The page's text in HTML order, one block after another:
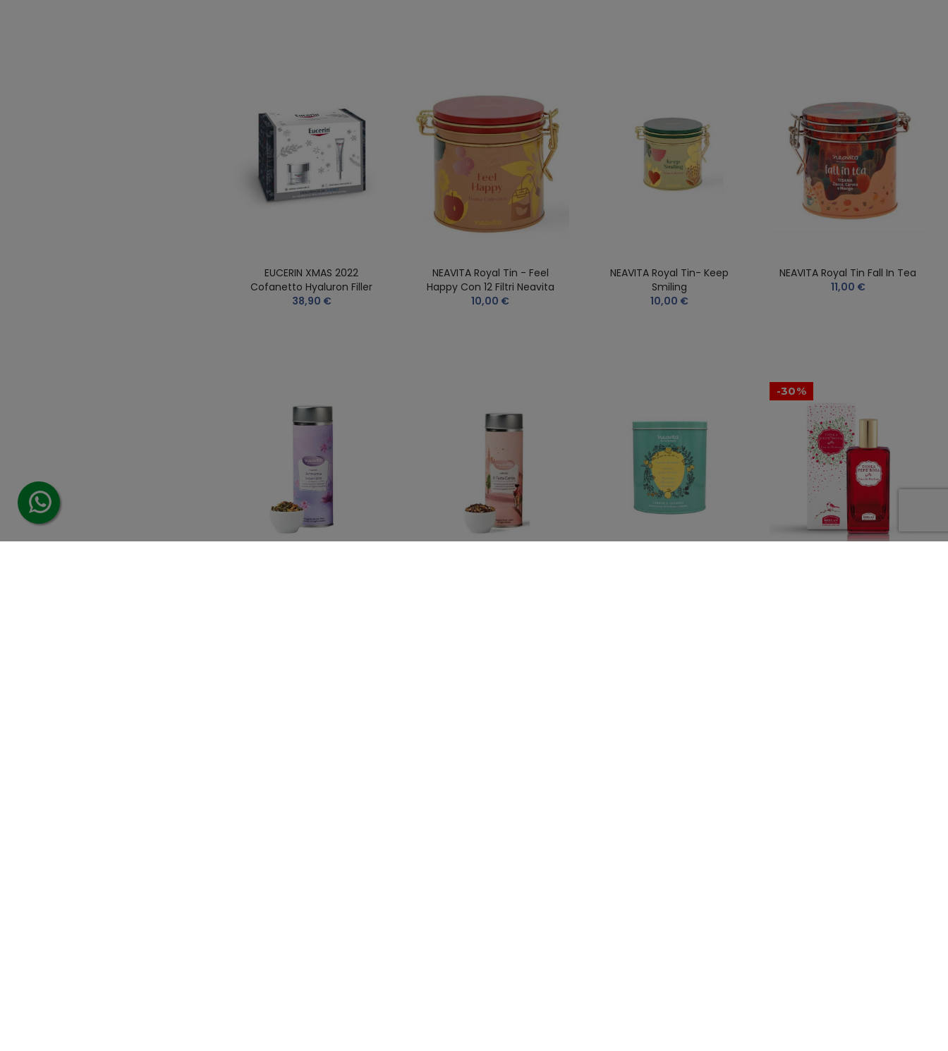
EUCERIN XMAS 2022
Cofanetto Hyaluron Filler
38,90 €
NEAVITA Royal Tin - Feel
Happy Con 12 Filtri Neavita
10,00 €
NEAVITA Royal Tin- Keep
Smiling
10,00 €
NEAVITA Royal Tin Fall In Tea
11,00 €
-30%